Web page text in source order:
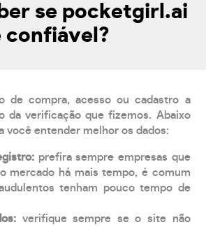
se pocketgirl.ai
confiável?
de compra, acesso ou cadastro a
da verificação que fizemos. Abaixo
você entender melhor os dados:
prefira sempre empresas que
mercado há mais tempo, é comum
tenham pouco tempo de
verifique sempre se o site não